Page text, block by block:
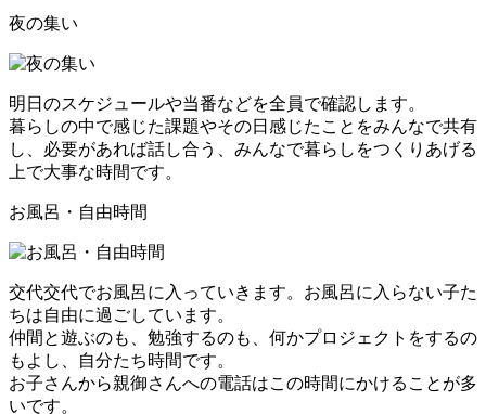
夜の集い
明日のスケジュールや当番などを全員で確認します。
暮らしの中で感じた課題やその日感じたことをみんなで共有
し、必要があれば話し合う、みんなで暮らしをつくりあげる
上で大事な時間です。
お風呂・自由時間
交代交代でお風呂に入っていきます。お風呂に入らない子た
ちは自由に過ごしています。
仲間と遊ぶのも、勉強するのも、何かプロジェクトをするの
もよし、自分たち時間です。
お子さんから親御さんへの電話はこの時間にかけることが多
いです。